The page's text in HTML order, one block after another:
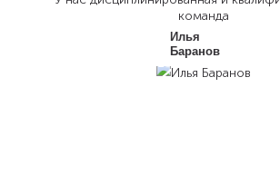
команда
Илья
Баранов